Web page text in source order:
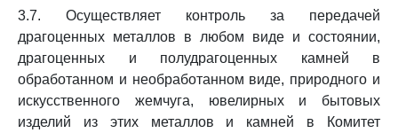
3.7. Осуществляет контроль за передачей
драгоценных металлов в любом виде и состоянии,
драгоценных и полудрагоценных камней в
обработанном и необработанном виде, природного и
искусственного жемчуга, ювелирных и бытовых
изделий из этих металлов и камней в Комитет